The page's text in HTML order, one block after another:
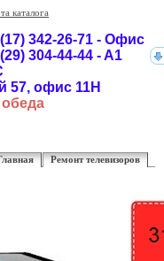
каталога
342-26-71 - Офис
304-44-44 - A1
57, офис 11Н
обеда
Ремонт телевизоров